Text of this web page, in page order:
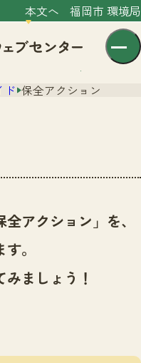
本文へ 福岡市 環境局
ド 保全アクション
アクション」を、
。
ましょう！